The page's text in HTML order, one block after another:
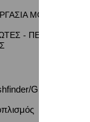
ΜΟΛΥΒΙΩΝ
- ΠΕΖΟΒΟΛΑ -
GPS/VHF